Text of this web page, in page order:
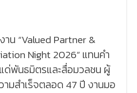
น “Valued Partner &
Night 2026” แทนคำ
ด่พันธมิตรและสื่อมวลชน ผู้
ามสำเร็จตลอด 47 ปี งานมอ